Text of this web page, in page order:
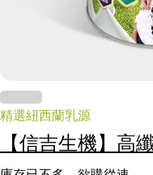
精選紐西蘭乳源
【信吉生機】高